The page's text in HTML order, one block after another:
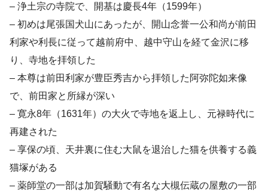
– 浄土宗の寺院で、開基は慶長4年（1599年）
– 初めは尾張国犬山にあったが、開山念誉一公和尚が前田
利家や利長に従って越前府中、越中守山を経て金沢に移
り、寺地を拝領した
– 本尊は前田利家が豊臣秀吉から拝領した阿弥陀如来像
で、前田家と所縁が深い
– 寛永8年（1631年）の大火で寺地を返上し、元禄時代に
再建された
– 享保の頃、天井裏に住む大鼠を退治した猫を供養する義
猫塚がある
– 薬師堂の一部は加賀騒動で有名な大槻伝蔵の屋敷の一部